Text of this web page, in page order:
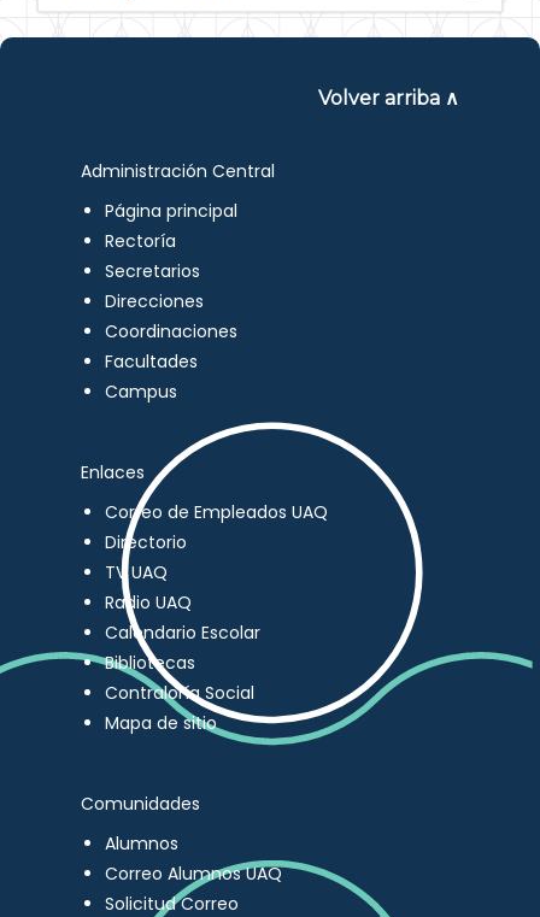
Volver arriba ∧
Administración Central
Página principal
Rectoría
Secretarios
Direcciones
Coordinaciones
Facultades
Campus
Enlaces
Correo de Empleados UAQ
Directorio
TV UAQ
Radio UAQ
Calendario Escolar
Bibliotecas
Contraloría Social
Mapa de sitio
Comunidades
Alumnos
Correo Alumnos UAQ
Solicitud Correo